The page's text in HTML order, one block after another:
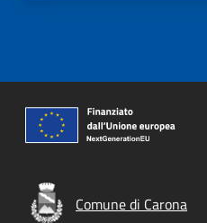
Comune di Carona